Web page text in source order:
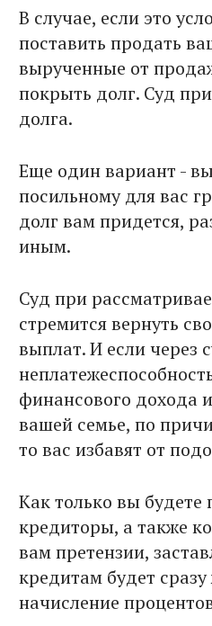
В случае, если это
поставить продать
вырученные от
покрыть долг. Суд
долга.
Еще один вариант -
посильному для вас
долг вам придется,
иным.
Суд при
стремится вернуть
выплат. И если через
финансового дохода
вашей семье, по
то вас избавят от
Как только вы
кредиторы, а также
вам претензии,
кредитам будет
начисление